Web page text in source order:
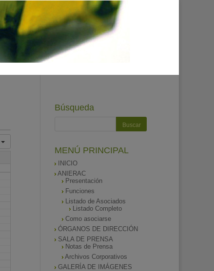
Búsqueda
MENÚ PRINCIPAL
INICIO
ANIERAC
Presentación
Funciones
Listado de Asociados
Listado Completo
Como asociarse
ÓRGANOS DE DIRECCIÓN
SALA DE PRENSA
Notas de Prensa
Archivos Corporativos
GALERÍA DE IMÁGENES